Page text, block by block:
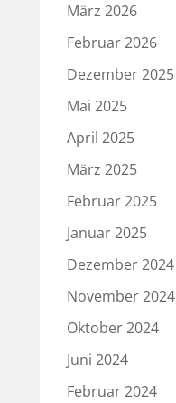
März 2026
Februar 2026
Dezember 2025
Mai 2025
April 2025
März 2025
Februar 2025
Januar 2025
Dezember 2024
November 2024
Oktober 2024
Juni 2024
Februar 2024